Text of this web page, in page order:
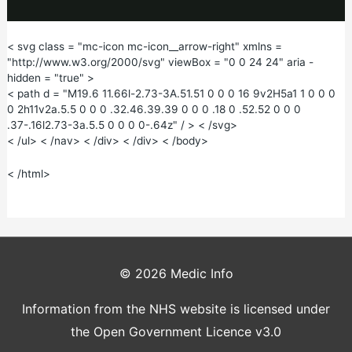
a
y
i
< svg class = "mc-icon mc-icon__arrow-right" xmlns =
"http://www.w3.org/2000/svg" viewBox = "0 0 24 24" aria -
hidden = "true" >
< path d = "M19.6 11.66l-2.73-3A.51.51 0 0 0 16 9v2H5a1 1 0 0 0
0 2h11v2a.5.5 0 0 0 .32.46.39.39 0 0 0 .18 0 .52.52 0 0 0
.37-.16l2.73-3a.5.5 0 0 0 0-.64z" / > < /svg>
< /ul> < /nav> < /div> < /div> < /body>
< /html>
© 2026 Medic Info
Information from the NHS website is licensed under
the Open Government Licence v3.0